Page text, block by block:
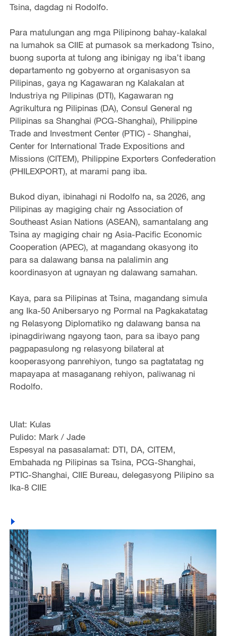
Tsina, dagdag ni Rodolfo.
Para matulungan ang mga Pilipinong bahay-kalakal
na lumahok sa CIIE at pumasok sa merkadong Tsino,
buong suporta at tulong ang ibinigay ng iba’t ibang
departamento ng gobyerno at organisasyon sa
Pilipinas, gaya ng Kagawaran ng Kalakalan at
Industriya ng Pilipinas (DTI), Kagawaran ng
Agrikultura ng Pilipinas (DA), Consul General ng
Pilipinas sa Shanghai (PCG-Shanghai), Philippine
Trade and Investment Center (PTIC) - Shanghai,
Center for International Trade Expositions and
Missions (CITEM), Philippine Exporters Confederation
(PHILEXPORT), at marami pang iba.
Bukod diyan, ibinahagi ni Rodolfo na, sa 2026, ang
Pilipinas ay magiging chair ng Association of
Southeast Asian Nations (ASEAN), samantalang ang
Tsina ay magiging chair ng Asia-Pacific Economic
Cooperation (APEC), at magandang okasyong ito
para sa dalawang bansa na palalimin ang
koordinasyon at ugnayan ng dalawang samahan.
Kaya, para sa Pilipinas at Tsina, magandang simula
ang Ika-50 Anibersaryo ng Pormal na Pagkakatatag
ng Relasyong Diplomatiko ng dalawang bansa na
ipinagdiriwang ngayong taon, para sa ibayo pang
pagpapasulong ng relasyong bilateral at
kooperasyong panrehiyon, tungo sa pagtatatag ng
mapayapa at masaganang rehiyon, paliwanag ni
Rodolfo.
Ulat: Kulas
Pulido: Mark / Jade
Espesyal na pasasalamat: DTI, DA, CITEM,
Embahada ng Pilipinas sa Tsina, PCG-Shanghai,
PTIC-Shanghai, CIIE Bureau, delegasyong Pilipino sa
Ika-8 CIIE